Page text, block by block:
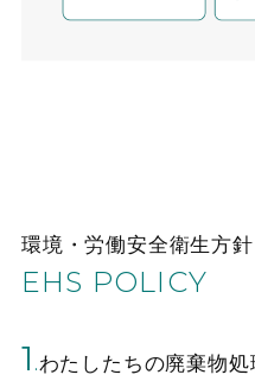
環境・労働安全衛生方針
EHS POLICY
1 .わたしたちの廃棄物